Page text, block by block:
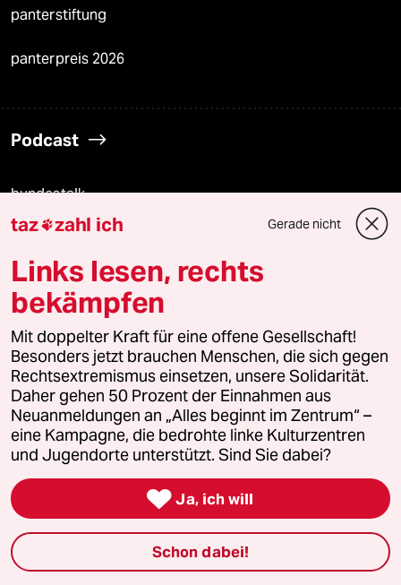
panterstiftung
panterpreis 2026
Podcast
bundestalk
klima update°
Mauerecho
Freie Rede
reingehen
Newsletter
team zukunft
taz zahl ich Gerade nicht
Links lesen, rechts
bekämpfen
Mit doppelter Kraft für eine offene Gesellschaft!
Besonders jetzt brauchen Menschen, die sich gegen
Rechtsextremismus einsetzen, unsere Solidarität.
Daher gehen 50 Prozent der Einnahmen aus
Neuanmeldungen an „Alles beginnt im Zentrum“ –
eine Kampagne, die bedrohte linke Kulturzentren
und Jugendorte unterstützt. Sind Sie dabei?
 Ja, ich will
Schon dabei!